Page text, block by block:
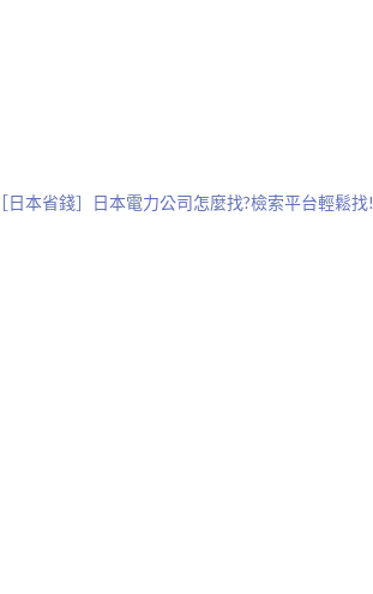
［日本省錢］日本電力公司怎麼找?檢索平台輕鬆找!